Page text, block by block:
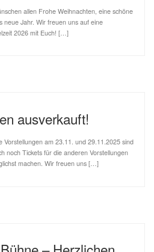
allen Frohe Weihnachten, eine schöne
neue Jahr. Wir freuen uns auf eine
2026 mit Euch! […]
ausverkauft!
Vorstellungen am 23.11. und 29.11.2025 sind
noch Tickets für die anderen Vorstellungen
machen. Wir freuen uns […]